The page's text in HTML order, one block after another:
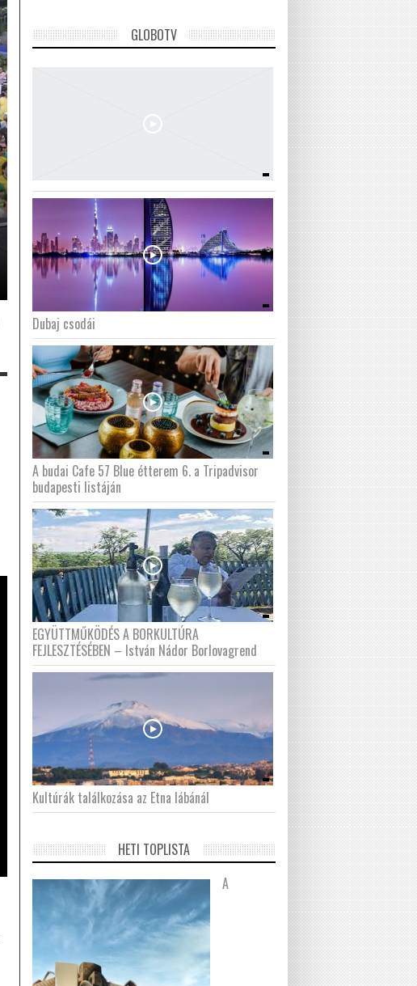
GLOBOTV
Dubaj csodái
A budai Cafe 57 Blue étterem 6. a Tripadvisor
budapesti listáján
EGYÜTTMŰKÖDÉS A BORKULTÚRA
FEJLESZTÉSÉBEN – István Nádor Borlovagrend
Kultúrák találkozása az Etna lábánál
HETI TOPLISTA
A